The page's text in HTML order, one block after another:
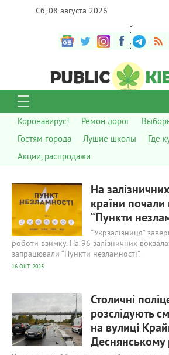
Сб, 08 августа 2026
°
C
Коронавирус! Ремон дорог
Гостям города
Лушие школы
Где
Акции, распродажи
На
країни
“Пункти
“Укрзалізниця”
роботи взимку. На 96 залізничних
запрацювали “Пункти незламності”.
16 ОКТ 2023
Столичні
розслідують
на вулиці
Деснянському